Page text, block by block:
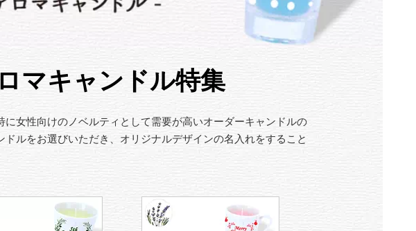
マキャンドル特集
女性向けのノベルティとして需要が高いオーダーキャンドルの
ルをお選びいただき、オリジナルデザインの名入れをすること